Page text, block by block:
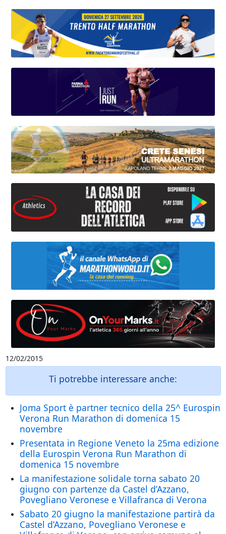
12/02/2015
Ti potrebbe interessare anche:
Joma Sport è partner tecnico della 25^ Eurospin
Verona Run Marathon di domenica 15
novembre
Presentata in Regione Veneto la 25ma edizione
della Eurospin Verona Run Marathon di
domenica 15 novembre
La manifestazione solidale torna sabato 20
giugno con partenze da Castel d’Azzano,
Povegliano Veronese e Villafranca di Verona
Sabato 20 giugno la manifestazione partirà da
Castel d’Azzano, Povegliano Veronese e